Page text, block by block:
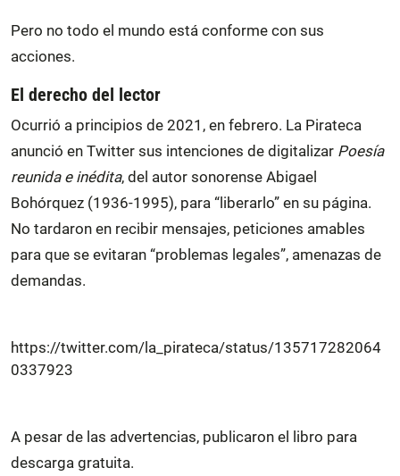
Pero no todo el mundo está conforme con sus
acciones.
El derecho del lector
Ocurrió a principios de 2021, en febrero. La Pirateca
anunció en Twitter sus intenciones de digitalizar Poesía
reunida e inédita, del autor sonorense Abigael
Bohórquez (1936-1995), para “liberarlo” en su página.
No tardaron en recibir mensajes, peticiones amables
para que se evitaran “problemas legales”, amenazas de
demandas.
https://twitter.com/la_pirateca/status/135717282064
0337923
A pesar de las advertencias, publicaron el libro para
descarga gratuita.